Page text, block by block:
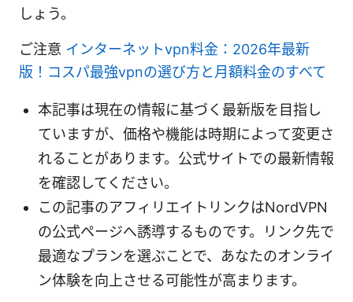
しょう。
ご注意 インターネットvpn料金：2026年最新
版！コスパ最強vpnの選び方と月額料金のすべて
本記事は現在の情報に基づく最新版を目指し
ていますが、価格や機能は時期によって変更さ
れることがあります。公式サイトでの最新情報
を確認してください。
この記事のアフィリエイトリンクはNordVPN
の公式ページへ誘導するものです。リンク先で
最適なプランを選ぶことで、あなたのオンライ
ン体験を向上させる可能性が高まります。